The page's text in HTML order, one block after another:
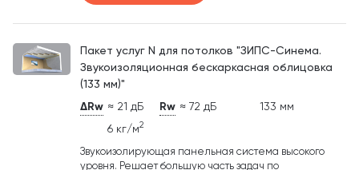
Пакет услуг N для потолков "ЗИПС-Синема.
Звукоизоляционная бескаркасная облицовка
(133 мм)"
ΔRw ≈ 21 дБ Rw ≈ 72 дБ
133 мм
6 кг/м2
Звукоизолирующая панельная система высокого
уровня. Решает большую часть задач по